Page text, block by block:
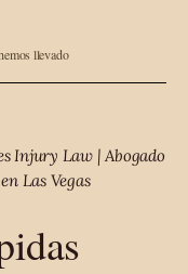
llevado
Injury Law | Abogado
Las Vegas